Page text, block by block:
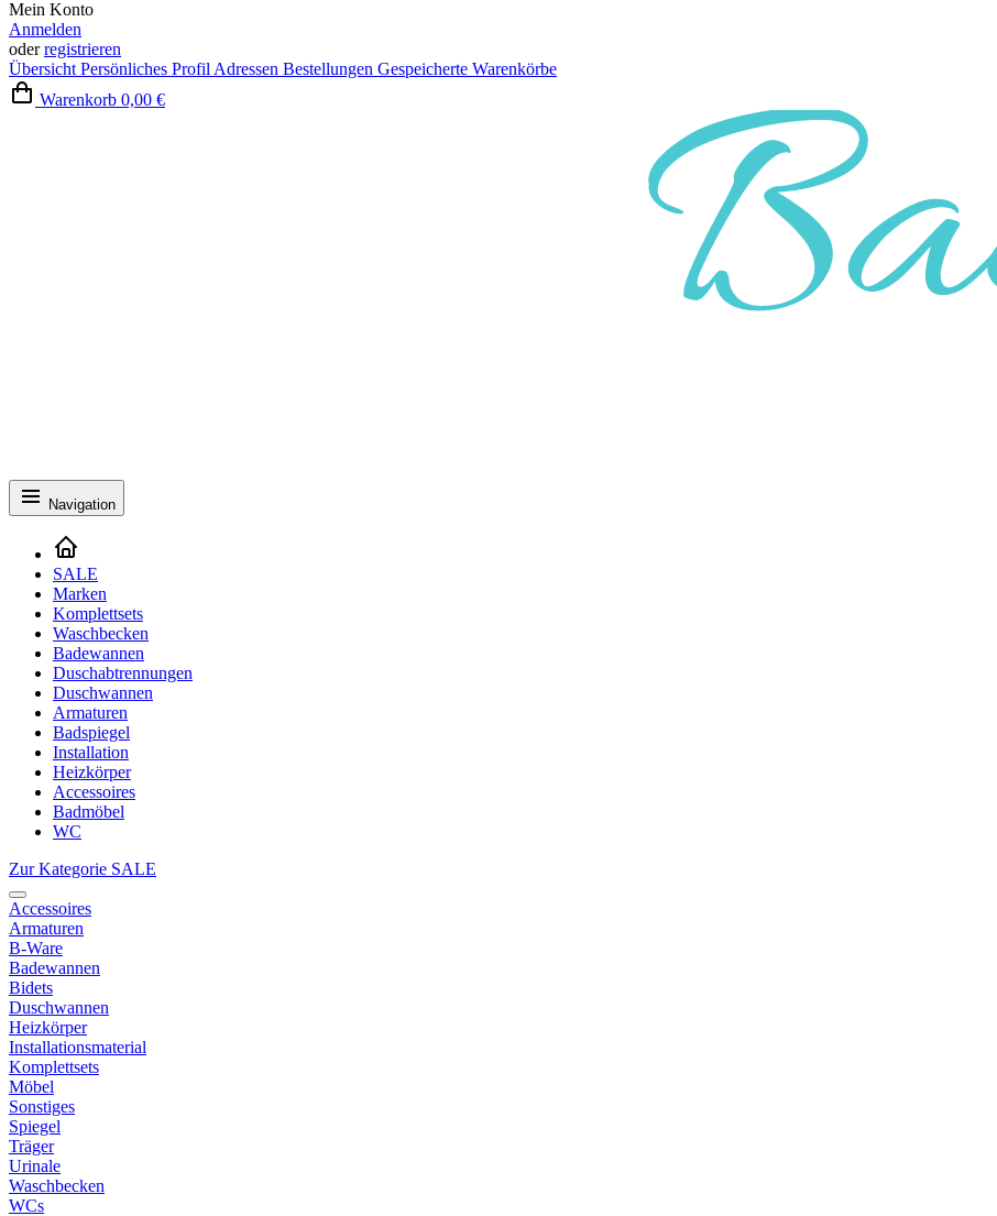
Mein Konto
Anmelden
oderregistrieren
Übersicht Persönliches Profil Adressen Bestellungen Gespeicherte Warenkörbe
Warenkorb 0,00 €
Navigation
SALE
Marken
Komplettsets
Waschbecken
Badewannen
Duschabtrennungen
Duschwannen
Armaturen
Badspiegel
Installation
Heizkörper
Accessoires
Badmöbel
WC
Zur Kategorie SALE
Accessoires
Armaturen
B-Ware
Badewannen
Bidets
Duschwannen
Heizkörper
Installationsmaterial
Komplettsets
Möbel
Sonstiges
Spiegel
Träger
Urinale
Waschbecken
WCs